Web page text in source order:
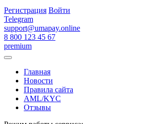
Регистрация Войти
Telegram
support@umapay.online
8 800 123 45 67
premium
Главная
Новости
Правила сайта
AML/KYC
Отзывы